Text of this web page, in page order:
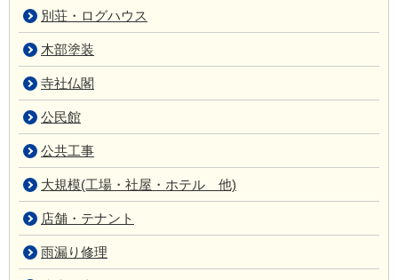
別荘・ログハウス
木部塗装
寺社仏閣
公民館
公共工事
大規模(工場・社屋・ホテル 他)
店舗・テナント
雨漏り修理